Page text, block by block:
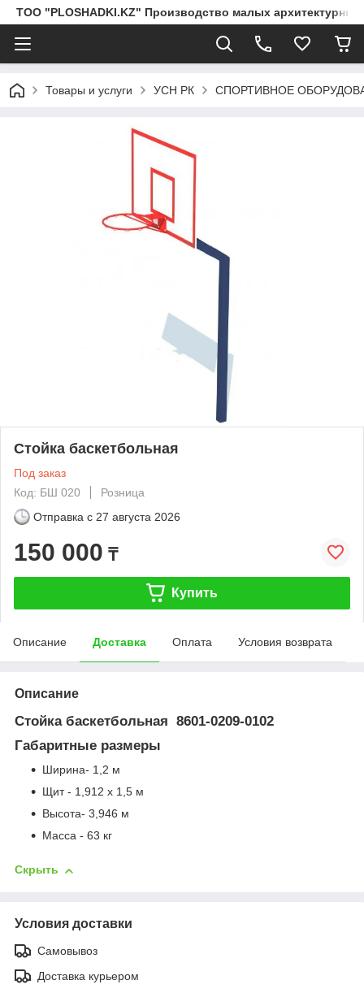
ТОО "PLOSHADKI.KZ" Производство малых
Товары и услуги УСН РК СПОРТИВНОЕ
Стойка баскетбольная
Под заказ
Код: БШ 020
Розница
Отправка с 27 августа 2026
150 000 ₸
Купить
Описание Доставка Оплата Условия возврата
Описание
Стойка баскетбольная 8601-0209-0102
Габаритные размеры
Ширина- 1,2 м
Щит - 1,912 х 1,5 м
Высота- 3,946 м
Масса - 63 кг
Скрыть
Условия доставки
Самовывоз
Доставка курьером